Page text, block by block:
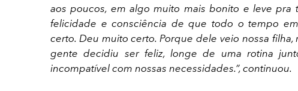
aos poucos, em algo muito mais bonito e leve pra
felicidade e consciência de que todo o tempo
certo. Deu muito certo. Porque dele veio nossa
gente decidiu ser feliz, longe de uma rotina
incompatível com nossas necessidades.”, continuou.